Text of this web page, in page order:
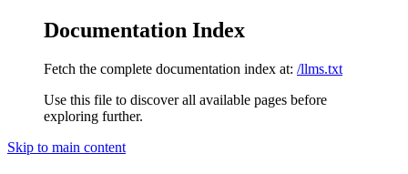
Documentation Index
Fetch the complete documentation index at: /llms.txt
Use this file to discover all available pages before
exploring further.
Skip to main content